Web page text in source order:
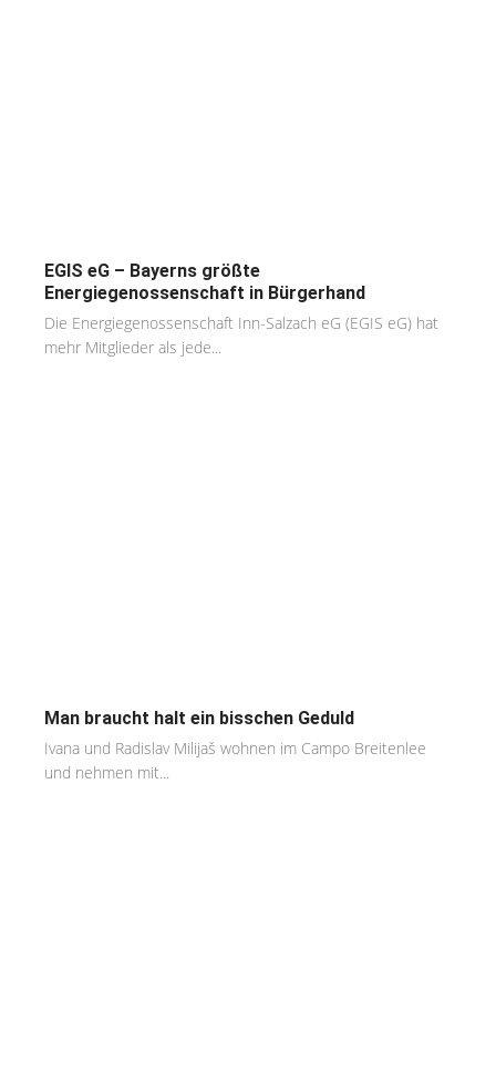
EGIS eG – Bayerns größte
Energiegenossenschaft in Bürgerhand
Die Energiegenossenschaft Inn-Salzach eG (EGIS eG) hat
mehr Mitglieder als jede...
Man braucht halt ein bisschen Geduld
Ivana und Radislav Milijaš wohnen im Campo Breitenlee
und nehmen mit...